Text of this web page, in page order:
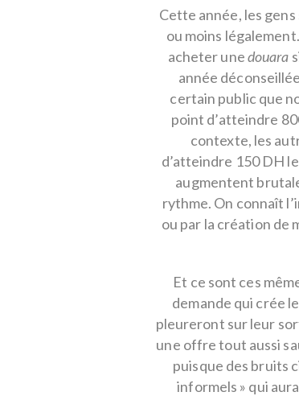
Cette année, les
ou moins
acheter unedouara
année
certain public que
point d’atteindre
contexte, les
d’atteindre 150 DH
augmentent
rythme. On connaît
ou par la création de
Et ce sont ces
demande qui crée
pleureront sur leur
une offre tout aussi
puisque des bruits
informels » qui